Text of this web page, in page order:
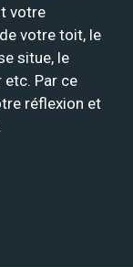
votre
votre toit, le
situe, le
Par ce
réflexion et